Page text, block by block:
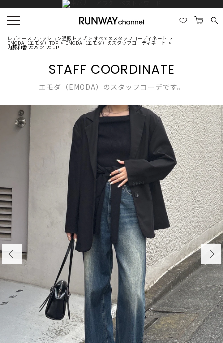
レディースファッション通販トップ すべてのスタッフコーディネート
EMODA（エモダ）TOP EMODA（エモダ）のスタッフコーディネート
内藤和香 2025.04.20 UP
STAFF COORDINATE
エモダ（EMODA）のスタッフコーデです。